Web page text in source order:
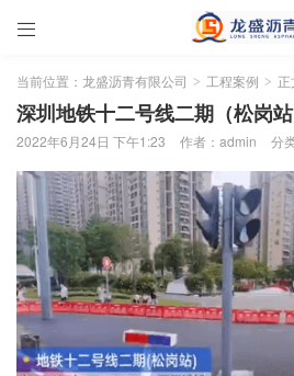

当前位置： 龙盛沥青有限公司 > 工程案例 > 正
深圳地铁十二号线二期（松岗
2022年6月24日 下午1:23 作者：admin 分